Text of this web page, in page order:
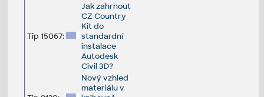
Tip 15067:
Jak zahrnout
CZ Country
Kit do
standardní
instalace
Autodesk
Civil 3D?
Nový vzhled
materiálu v